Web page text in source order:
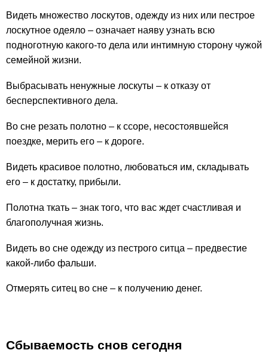
Видеть множество лоскутов, одежду из них или пестрое
лоскутное одеяло – означает наяву узнать всю
подноготную какого-то дела или интимную сторону чужой
семейной жизни.
Выбрасывать ненужные лоскуты – к отказу от
бесперспективного дела.
Во сне резать полотно – к ссоре, несостоявшейся
поездке, мерить его – к дороге.
Видеть красивое полотно, любоваться им, складывать
его – к достатку, прибыли.
Полотна ткать – знак того, что вас ждет счастливая и
благополучная жизнь.
Видеть во сне одежду из пестрого ситца – предвестие
какой-либо фальши.
Отмерять ситец во сне – к получению денег.
Сбываемость снов сегодня